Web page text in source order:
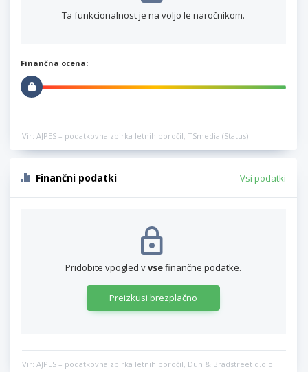
Ta funkcionalnost je na voljo le naročnikom.
Finančna ocena:
Vir: AJPES – podatkovna zbirka letnih poročil, TSmedia (Status)
Finančni podatki Vsi podatki
Pridobite vpogled vvsefinančne podatke.
Preizkusi brezplačno
Vir: AJPES – podatkovna zbirka letnih poročil, Dun & Bradstreet d.o.o.